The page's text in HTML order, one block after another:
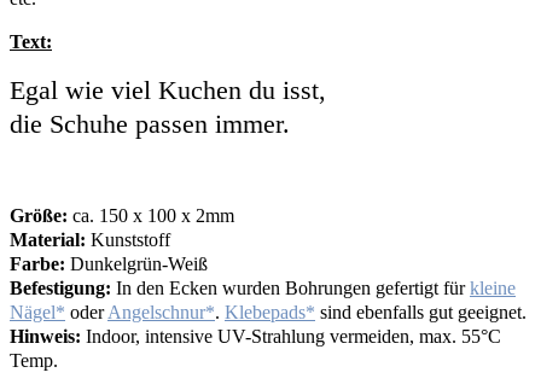
Text:
Egal wie viel Kuchen du isst,
die Schuhe passen immer.
Größe: ca. 150 x 100 x 2mm
Material: Kunststoff
Farbe: Dunkelgrün-Weiß
Befestigung: In den Ecken wurden Bohrungen gefertigt fürkleine
Nägel
oderAngelschnur . Klebepads
sind ebenfalls gut geeignet.
Hinweis: Indoor, intensive UV-Strahlung vermeiden, max. 55°C
Temp.